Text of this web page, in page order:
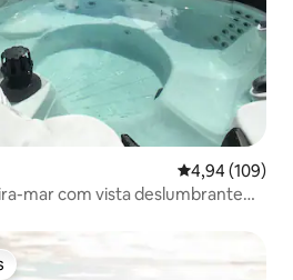
4,94 de uma
4,94 (109)
mar com vista deslumbrante